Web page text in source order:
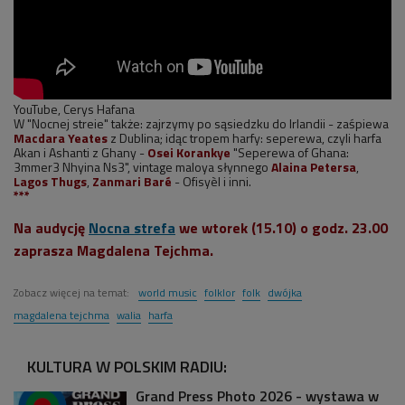
YouTube, Cerys Hafana
W "Nocnej streie" także: zajrzymy po sąsiedzku do Irlandii - zaśpiewa
Macdara Yeatesz Dublina; idąc tropem harfy: seperewa, czyli harfa
Akan i Ashanti z Ghany - Osei Korankye "Seperewa of Ghana:
3mmer3 Nhyina Ns3", vintage maloya słynnegoAlaina Petersa,
Lagos Thugs, Zanmari Baré - Ofisyèl i inni.
***
Na audycję Nocna strefa we wtorek (15.10) o godz. 23.00
zaprasza Magdalena Tejchma.
Zobacz więcej na temat: world music folklor folk dwójka
magdalena tejchma walia harfa
KULTURA W POLSKIM RADIU:
Grand Press Photo 2026 - wystawa w